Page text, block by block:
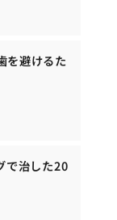
を避けるた
で治した20